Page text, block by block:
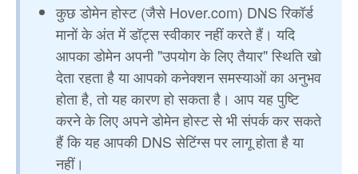
कुछ डोमेन होस्ट (जैसे Hover.com) DNS रिकॉर्ड
मानों के अंत में डॉट्स स्वीकार नहीं करते हैं। यदि
आपका डोमेन अपनी "उपयोग के लिए तैयार" स्थिति खो
देता रहता है या आपको कनेक्शन समस्याओं का अनुभव
होता है, तो यह कारण हो सकता है। आप यह पुष्टि
करने के लिए अपने डोमेन होस्ट से भी संपर्क कर सकते
हैं कि यह आपकी DNS सेटिंग्स पर लागू होता है या
नहीं।